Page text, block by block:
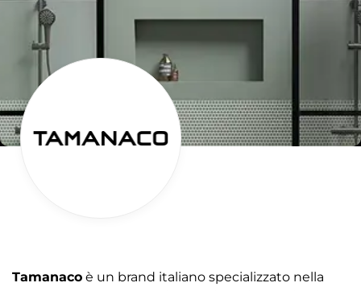
Tamanaco è un brand italiano specializzato nella